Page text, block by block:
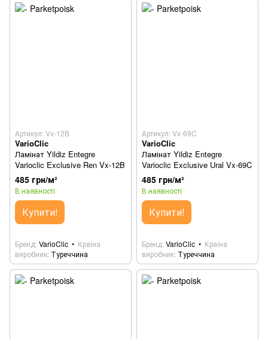
Артикул: Vx-12B
VarioClic
Ламінат Yildiz Entegre
Varioclic Exclusive Ren Vx-12B
485 грн/м²
В наявності
Купити!
Бренд VarioClic
Країна
виробник Туреччина
Артикул: Vx-69C
VarioClic
Ламінат Yildiz Entegre
Varioclic Exclusive Ural Vx-69C
485 грн/м²
В наявності
Купити!
Бренд VarioClic
Країна
виробник Туреччина